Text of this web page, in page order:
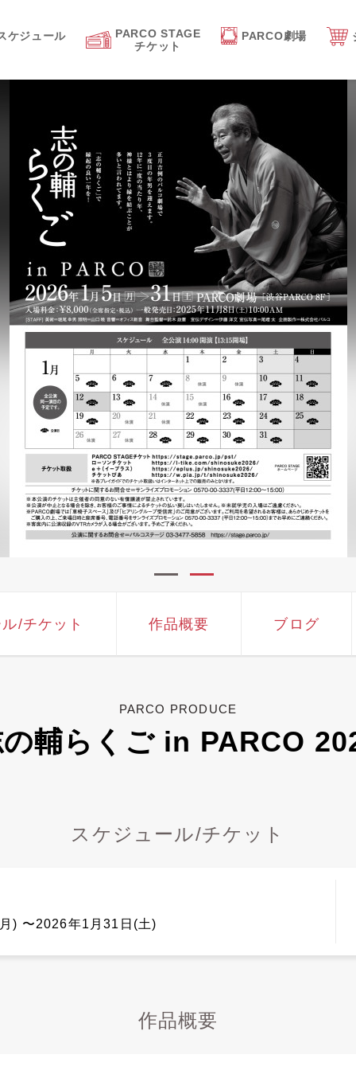
ケジュール
PARCO STAGE
チケット
PARCO劇場
/チケット 作品概要 ブログ
PARCO PRODUCE
輔らくご in PARCO
スケジュール/チケット
) 〜2026年1月31日(土)
作品概要